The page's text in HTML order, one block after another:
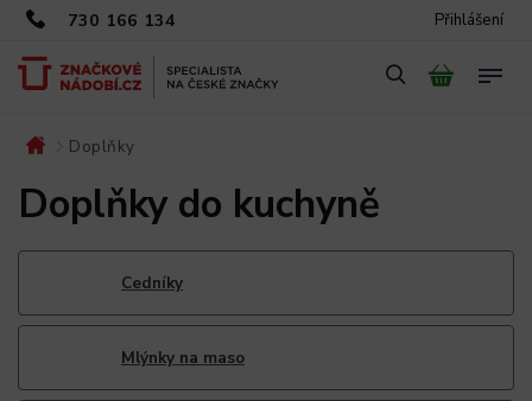
730 166 134 Přihlášení
Doplňky
Doplňky do kuchyně
Cedníky
Mlýnky na maso